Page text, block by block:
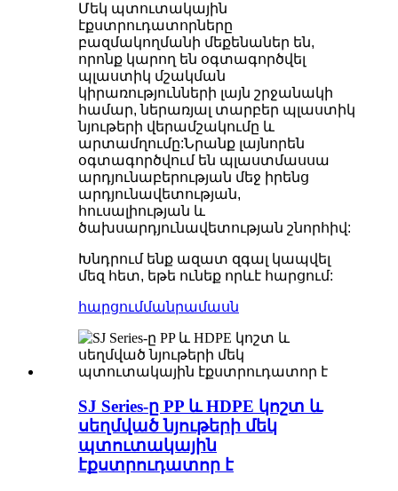
Մեկ պտուտակային
էքստրուդատորները
բազմակողմանի մեքենաներ են,
որոնք կարող են օգտագործվել
պլաստիկ մշակման
կիրառությունների լայն շրջանակի
համար, ներառյալ տարբեր պլաստիկ
նյութերի վերամշակումը և
արտամղումը:Նրանք լայնորեն
օգտագործվում են պլաստմասսա
արդյունաբերության մեջ իրենց
արդյունավետության,
հուսալիության և
ծախսարդյունավետության շնորհիվ:
Խնդրում ենք ազատ զգալ կապվել
մեզ հետ, եթե ունեք որևէ հարցում:
հարցումմանրամասն
SJ Series-ը PP և HDPE կոշտ և
սեղմված նյութերի մեկ
պտուտակային
էքստրուդատոր է